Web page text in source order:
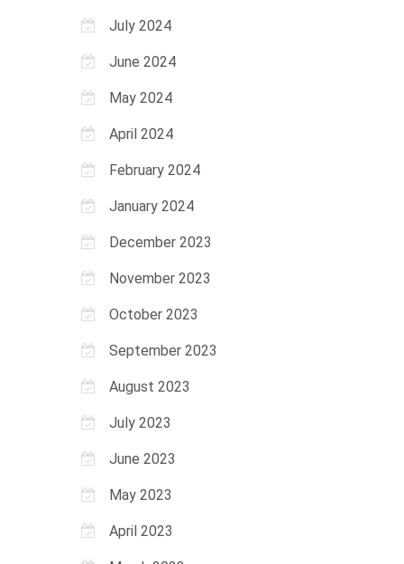
July 2024
June 2024
May 2024
April 2024
February 2024
January 2024
December 2023
November 2023
October 2023
September 2023
August 2023
July 2023
June 2023
May 2023
April 2023